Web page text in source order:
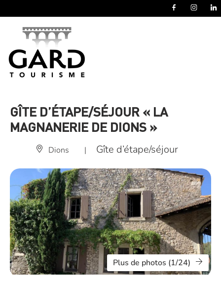
GÎTE D’ÉTAPE/SÉJOUR « LA
MAGNANERIE DE DIONS »
Dions | Gîte d’étape/séjour
Plus de photos (1/24)